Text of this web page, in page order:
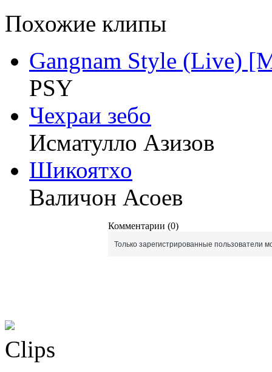
Похожие клипы
Gangnam Style (Live)
PSY
Чехраи зебо
Исматулло Азизов
Шикоятхо
Валичон Асоев
Комментарии (0)
Только зарегистрированные пользователи
Clips